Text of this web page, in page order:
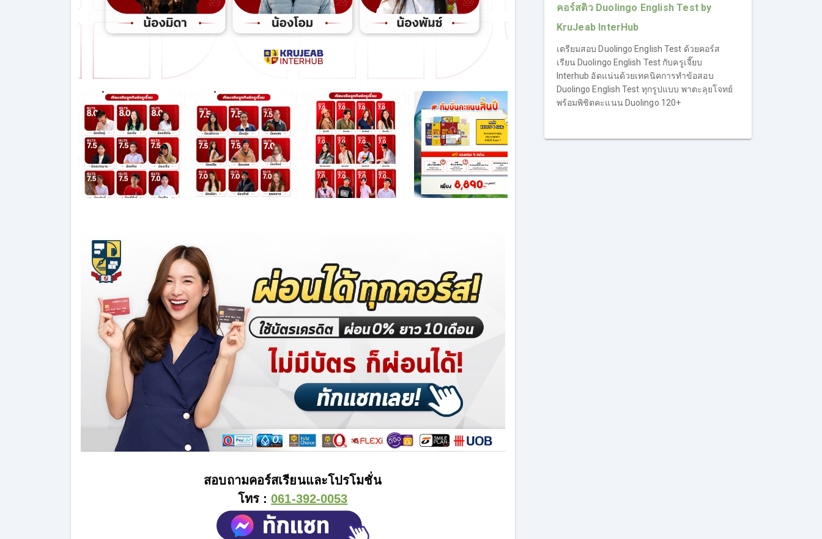
สอบถามคอร์สเรียนและโปรโมชั่น
โทร :061-392-0053
คอร์สติว Duolingo English Test by
KruJeab InterHub
เตรียมสอบ Duolingo English Test ด้วยคอร์ส
เรียน Duolingo English Test กับครูเจี๊ยบ
Interhub อัดแน่นด้วยเทคนิคการทำข้อสอบ
Duolingo English Test ทุกรูปแบบ พาตะลุยโจทย์
พร้อมพิชิตคะแนน Duolingo 120+